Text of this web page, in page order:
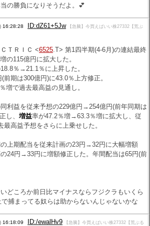
の勝負になりそうだよ。💕
16:28:28 ID:dZ61+5Jw
【急騰】今買えばいい株27332【荒ぶ
ＴＲＩＣ <6525.T> 第1四半期(4-6月)の連結最終
の115億円に拡大した。
％→21.1％に上昇した。
期は300億円)に43.0％上方修正。
増で過去最高益の見通し。
利益を従来予想の229億円→254億円(前年同期は
し、 増益率が47.2％増→63.3％増に拡大し、従
高益予想をさらに上乗せした。
上期配当を従来計画の23円→32円に大幅増額
24円→33円に増額修正した。年間配当は65円(前
どころか前日比マイナスならフジクラもいくら
捕まってる奴らは助からないんじゃないかな
16:18:09 ID:/ewalHv9
【急騰】今買えばいい株27332【荒ぶる